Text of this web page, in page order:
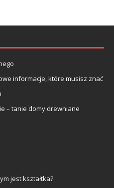
informacje, które musisz znać
– tanie domy drewniane
jest kształtka?